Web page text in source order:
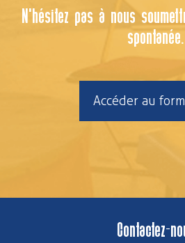
N'hésitez pas à nous
spontanée.
Accéder au
Contactez-